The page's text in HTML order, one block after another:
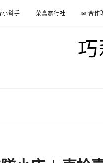
小幫手 菜鳥旅行社 ✉ 合作